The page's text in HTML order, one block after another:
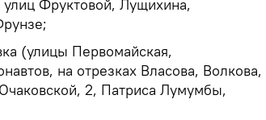
Фруктовой, Лущихина,
(улицы Первомайская,
на отрезках Власова, Волкова,
2, Патриса Лумумбы,